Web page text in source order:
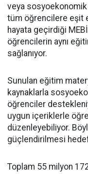
veya sosyoekonomik
tüm öğrencilere eşit
hayata geçirdiği
öğrencilerin aynı
sağlanıyor.
Sunulan eğitim
kaynaklarla
öğrenciler
uygun içeriklerle
düzenleyebiliyor.
güçlendirilmesi
Toplam 55 milyon